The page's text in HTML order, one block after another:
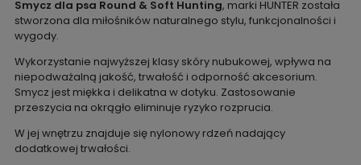
Smycz dla psa Round & Soft Hunting, marki HUNTER została
stworzona dla miłośników naturalnego stylu, funkcjonalności i
wygody.
Wykorzystanie najwyższej klasy skóry nubukowej, wpływa na
niepodważalną jakość, trwałość i odporność akcesorium.
Smycz jest miękka i delikatna w dotyku. Zastosowanie
przeszycia na okrągło eliminuje ryzyko rozprucia.
W jej wnętrzu znajduje się nylonowy rdzeń nadający
dodatkowej trwałości.